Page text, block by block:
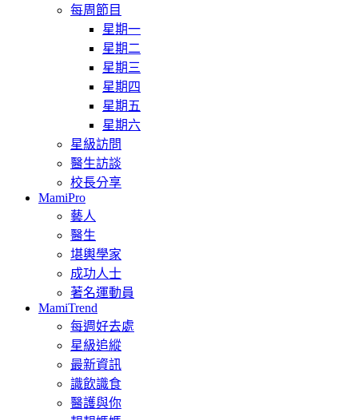
每周節目
星期一
星期二
星期三
星期四
星期五
星期六
星級訪問
醫生訪談
校長分享
MamiPro
藝人
醫生
堪輿學家
成功人士
著名運動員
MamiTrend
每週好去處
星級追縱
最新資訊
識飲識食
醫護與你